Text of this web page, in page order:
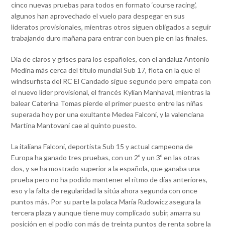
cinco nuevas pruebas para todos en formato ‘course racing’,
algunos han aprovechado el vuelo para despegar en sus
lideratos provisionales, mientras otros siguen obligados a seguir
trabajando duro mañana para entrar con buen pie en las finales.
Día de claros y grises para los españoles, con el andaluz Antonio
Medina más cerca del título mundial Sub 17, flota en la que el
windsurfista del RC El Candado sigue segundo pero empata con
el nuevo líder provisional, el francés Kylian Manhaval, mientras la
balear Caterina Tomas pierde el primer puesto entre las niñas
superada hoy por una exultante Medea Falconi, y la valenciana
Martina Mantovani cae al quinto puesto.
La italiana Falconi, deportista Sub 15 y actual campeona de
Europa ha ganado tres pruebas, con un 2º y un 3º en las otras
dos, y se ha mostrado superior a la española, que ganaba una
prueba pero no ha podido mantener el ritmo de días anteriores,
eso y la falta de regularidad la sitúa ahora segunda con once
puntos más. Por su parte la polaca María Rudowicz asegura la
tercera plaza y aunque tiene muy complicado subir, amarra su
posición en el podio con más de treinta puntos de renta sobre la